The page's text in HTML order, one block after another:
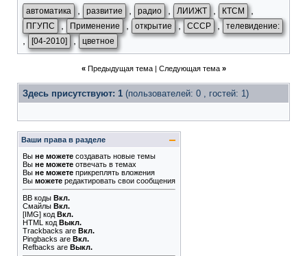
автоматика развитие радио ЛИИЖТ КТСМ
ПГУПС , Применение открытие , СССР , телевидение:
, [04-2010] , цветное
« Предыдущая тема| Следующая тема »
Здесь присутствуют: 1 (пользователей: 0 , гостей: 1)
Ваши права в разделе
Вы не можете создавать новые темы
Вы не можете отвечать в темах
Вы не можете прикреплять вложения
Вы можете редактировать свои сообщения
BB коды Вкл.
Смайлы Вкл.
[IMG] код Вкл.
HTML код Выкл.
Trackbacks are Вкл.
Pingbacks are Вкл.
Refbacks are Выкл.